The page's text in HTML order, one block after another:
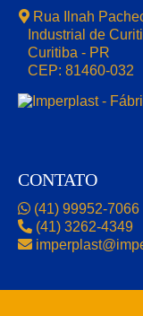
Rua Ilnah
Industrial de
Curitiba - PR
CEP: 81460-032
CONTATO
(41) 99952-7066
(41) 3262-4349